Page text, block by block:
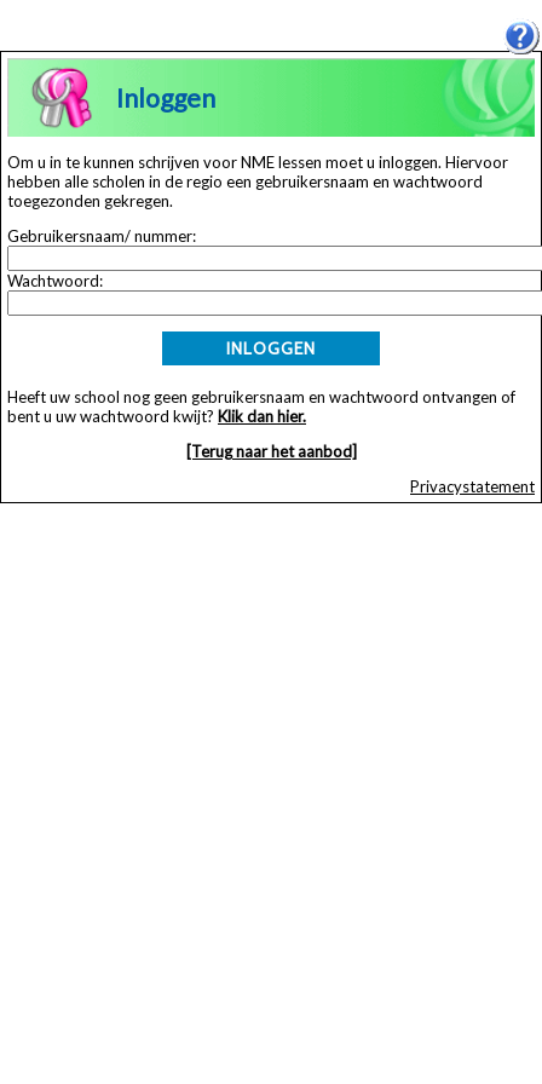
Inloggen
Om u in te kunnen schrijven voor NME lessen moet u inloggen. Hiervoor
hebben alle scholen in de regio een gebruikersnaam en wachtwoord
toegezonden gekregen.
Gebruikersnaam/ nummer:
Wachtwoord:
INLOGGEN
Heeft uw school nog geen gebruikersnaam en wachtwoord ontvangen of
bent u uw wachtwoord kwijt? Klik dan hier.
[Terug naar het aanbod]
Privacystatement